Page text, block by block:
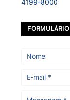
4199-8000